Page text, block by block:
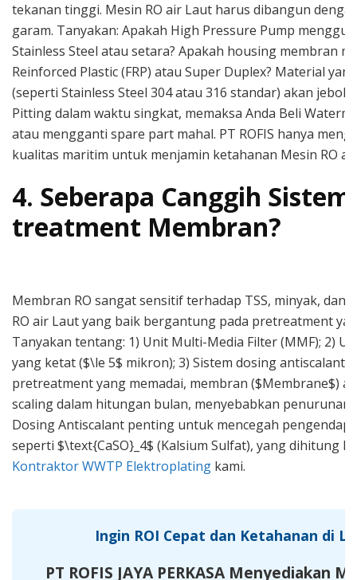
tekanan tinggi. Mesin RO air Laut harus dibangun
garam. Tanyakan: Apakah High Pressure Pump
Stainless Steel atau setara? Apakah housing membran
Reinforced Plastic (FRP) atau Super Duplex? Material
(seperti Stainless Steel 304 atau 316 standar) akan jebol
Pitting dalam waktu singkat, memaksa Anda Beli
atau mengganti spare part mahal. PT ROFIS hanya
kualitas maritim untuk menjamin ketahanan Mesin RO
4. Seberapa Canggih
treatment Membran?
Membran RO sangat sensitif terhadap TSS, minyak, dan
RO air Laut yang baik bergantung pada pretreatment
Tanyakan tentang: 1) Unit Multi-Media Filter (MMF); 2)
yang ketat ($\le 5$ mikron); 3) Sistem dosing antiscalant
pretreatment yang memadai, membran ($Membrane$)
scaling dalam hitungan bulan, menyebabkan penurunan
Dosing Antiscalant penting untuk mencegah
seperti $\text{CaSO}_4$ (Kalsium Sulfat), yang dihitung
Kontraktor WWTP Elektroplating kami.
Ingin ROI Cepat dan Ketahanan di
PT ROFIS JAYA PERKASA Menyediakan